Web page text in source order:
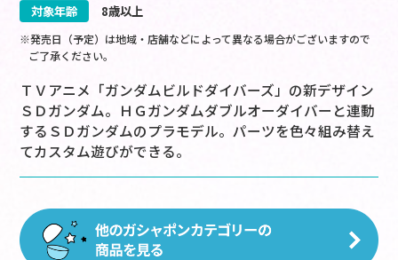
対象年齢
8歳以上
※発売日（予定）は地域・店舗などによって異なる場合がございますので
ご了承ください。
ＴＶアニメ「ガンダムビルドダイバーズ」の新デザイン
ＳＤガンダム。ＨＧガンダムダブルオーダイバーと連動
するＳＤガンダムのプラモデル。パーツを色々組み替え
てカスタム遊びができる。